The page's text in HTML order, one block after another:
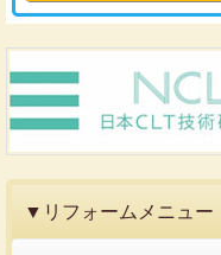
▼リフォームメニュー